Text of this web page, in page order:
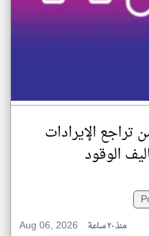
تراجع الإيرادات
الوقود
Aug 06, 2026
منذ ٢٠ ساعة